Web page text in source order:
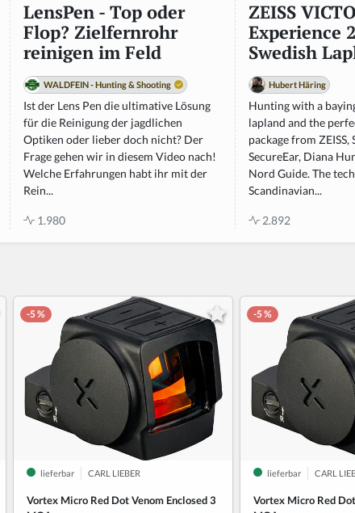
LensPen - Top oder
Flop? Zielfernrohr
reinigen im Feld
WALDFEIN - Hunting & Shooting
Ist der Lens Pen die ultimative Lösung
für die Reinigung der jagdlichen
Optiken oder lieber doch nicht? Der
Frage gehen wir in diesem Video nach!
Welche Erfahrungen habt ihr mit der
Rein...
1.980
ZEISS
Experience
Swedish
Hubert Häring
Hunting with a
lapland and the
package from ZEISS,
SecureEar, Diana
Nord Guide. The
Scandinavian...
2.892